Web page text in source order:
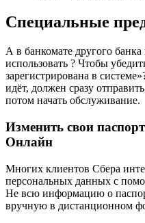
Специальные
А в банкомате другого
использовать ? Чтобы
зарегистрирована в
идёт, должен сразу
потом начать обслуживание.
Изменить свои
Онлайн
Многих клиентов Сбера
персональных данных с
Не всю информацию о
вручную в дистанционном